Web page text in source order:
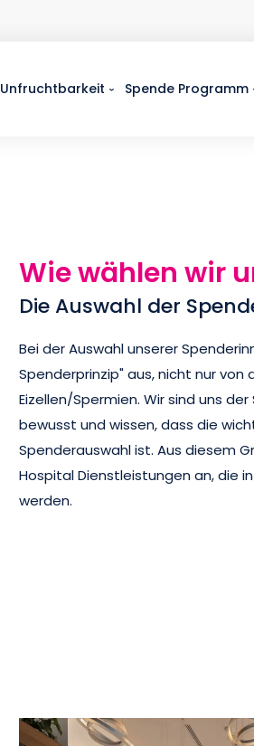
Unfruchtbarkeit Spende Programm
Wie wählen wir
Die Auswahl der
Bei der Auswahl unserer
Spenderprinzip" aus, nicht nur von
Eizellen/Spermien. Wir sind uns
bewusst und wissen, dass die
Spenderauswahl ist. Aus diesem
Hospital Dienstleistungen an, die
werden.